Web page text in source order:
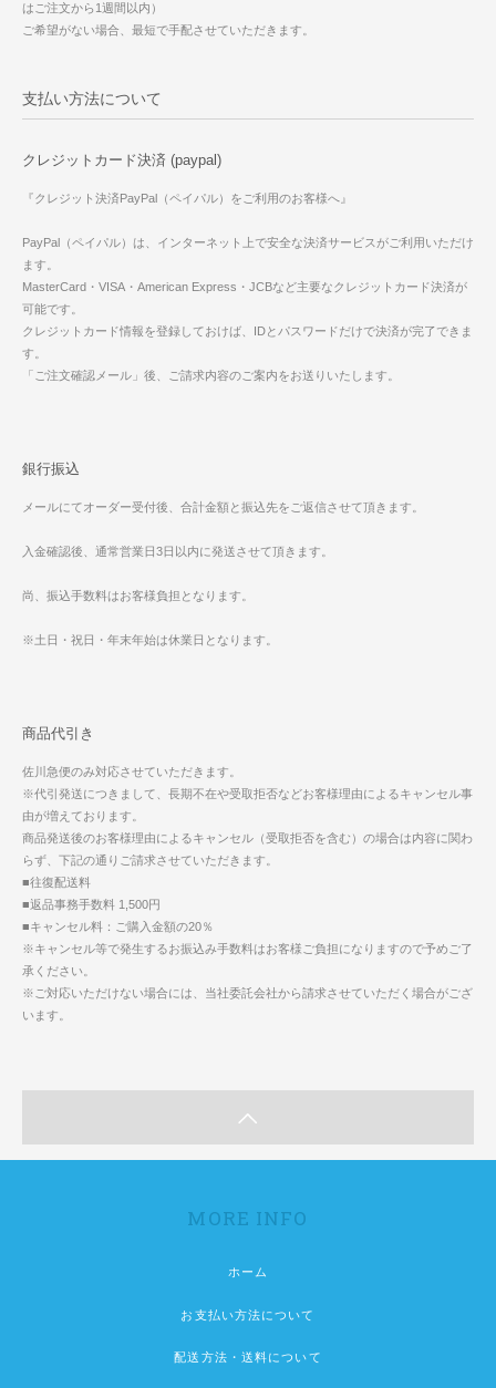
はご注文から1週間以内）
ご希望がない場合、最短で手配させていただきます。
支払い方法について
クレジットカード決済 (paypal)
『クレジット決済PayPal（ペイパル）をご利用のお客様へ』
PayPal（ペイパル）は、インターネット上で安全な決済サービスがご利用いただけ
ます。
MasterCard・VISA・American Express・JCBなど主要なクレジットカード決済が
可能です。
クレジットカード情報を登録しておけば、IDとパスワードだけで決済が完了できま
す。
「ご注文確認メール」後、ご請求内容のご案内をお送りいたします。
銀行振込
メールにてオーダー受付後、合計金額と振込先をご返信させて頂きます。
入金確認後、通常営業日3日以内に発送させて頂きます。
尚、振込手数料はお客様負担となります。
※土日・祝日・年末年始は休業日となります。
商品代引き
佐川急便のみ対応させていただきます。
※代引発送につきまして、長期不在や受取拒否などお客様理由によるキャンセル事
由が増えております。
商品発送後のお客様理由によるキャンセル（受取拒否を含む）の場合は内容に関わ
らず、下記の通りご請求させていただきます。
■往復配送料
■返品事務手数料 1,500円
■キャンセル料：ご購入金額の20％
※キャンセル等で発生するお振込み手数料はお客様ご負担になりますので予めご了
承ください。
※ご対応いただけない場合には、当社委託会社から請求させていただく場合がござ
います。
MORE INFO
ホーム
お支払い方法について
配送方法・送料について